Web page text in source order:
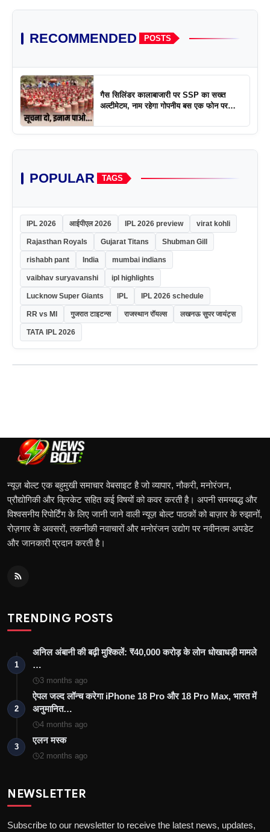
RECOMMENDED POSTS
गैस सिलिंडर कालाबाजारी पर SSP का सख्त
अल्टीमेटम, नाम रहेगा गोपनीय बस एक फोन पर
POPULAR TAGS
IPL 2026 आईपीएल 2026 IPL 2026 preview virat kohli
Rajasthan Royals Gujarat Titans Shubman Gill
rishabh pant India mumbai indians
vaibhav suryavanshi ipl highlights
Lucknow Super Giants IPL IPL 2026 schedule
RR vs MI गुजरात टाइटन्स राजस्थान रॉयल्स लखनऊ सुपर जायंट्स
TATA IPL 2026
न्यूज़ बोल्ट एक बहुमुखी समाचार वेबसाइट है जो व्यापार, नौकरी, मनोरंजन,
प्रौद्योगिकी और क्रिकेट सहित कई विषयों को कवर करती है। अपनी समयबद्ध और
विश्वसनीय रिपोर्टिंग के लिए जानी जाने वाली न्यूज़ बोल्ट पाठकों को बाज़ार के रुझानों,
रोज़गार के अवसरों, तकनीकी नवाचारों और मनोरंजन उद्योग पर नवीनतम अपडेट
और जानकारी प्रदान करती है।
TRENDING POSTS
1
अनिल अंबानी की बढ़ी मुश्किलें: ₹40,000 करोड़ के लोन धोखाधड़ी मामले
…
3 months ago
2
ऐपल जल्द लॉन्च करेगा iPhone 18 Pro और 18 Pro Max, भारत में
अनुमानित…
4 months ago
3
एलन मस्क
2 months ago
NEWSLETTER
Subscribe to our newsletter to receive the latest news, updates,